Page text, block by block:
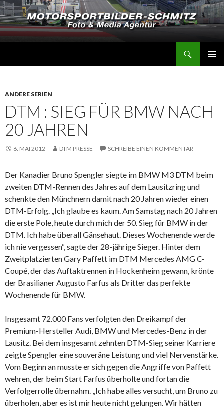
ANDERE SERIEN
DTM : SIEG FÜR BMW NACH
20 JAHREN
6. MAI 2012 DTM PRESSE SCHREIBE EINEN KOMMENTAR
Der Kanadier Bruno Spengler siegte im BMW M3 DTM beim
zweiten DTM-Rennen des Jahres auf dem Lausitzring und
schenkte den Münchnern damit nach 20 Jahren wieder einen
DTM-Erfolg. „Ich glaube es kaum. Am Samstag nach 20 Jahren
die erste Pole, heute durch mich der 50. Sieg für BMW in der
DTM. Ich habe überall Gänsehaut. Dieses Wochenende werde
ich nie vergessen“, sagte der 28-jährige Sieger. Hinter dem
Zweitplatzierten Gary Paffett im DTM Mercedes AMG C-
Coupé, der das Auftaktrennen in Hockenheim gewann, krönte
der Brasilianer Augusto Farfus als Dritter das perfekte
Wochenende für BMW.
Insgesamt 72.000 Fans verfolgten den Dreikampf der
Premium-Hersteller Audi, BMW und Mercedes-Benz in der
Lausitz. Bei dem insgesamt zehnten DTM-Sieg seiner Karriere
zeigte Spengler eine souveräne Leistung und viel Nervenstärke.
Vom Beginn an musste er sich gegen die Angriffe von Paffett
wehren, der beim Start Farfus überholte und fortan die
Verfolgerrolle übernahm. „Ich habe alles versucht, um Bruno zu
überholen, aber es ist mir heute nicht gelungen. Wir hätten